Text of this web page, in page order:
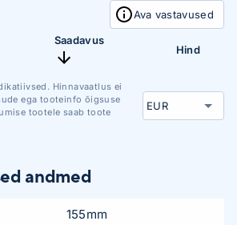
Ava vastavused
Saadavus
Hind
Hinnavaatlus ei
ega tooteinfo õigsuse
tootele saab toote
andmed
155mm